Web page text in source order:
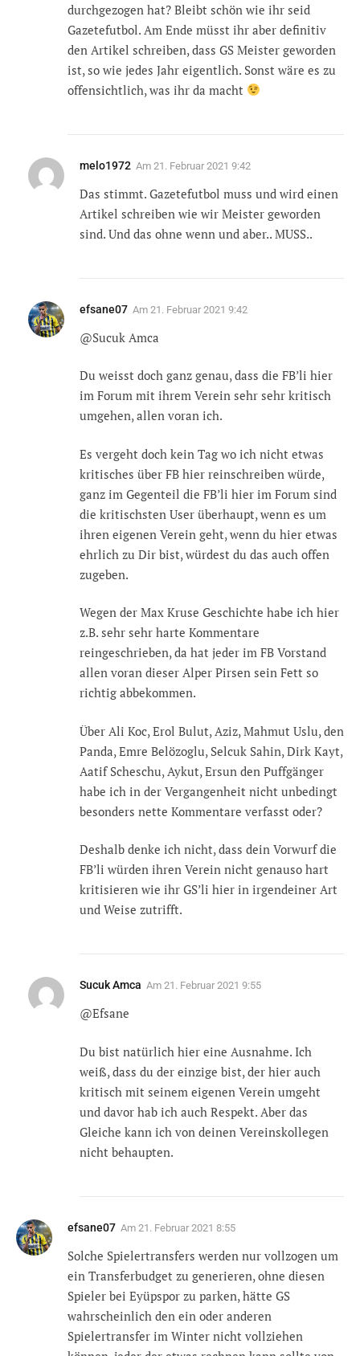
durchgezogen hat? Bleibt schön wie ihr seid
Gazetefutbol. Am Ende müsst ihr aber definitiv
den Artikel schreiben, dass GS Meister geworden
ist, so wie jedes Jahr eigentlich. Sonst wäre es zu
offensichtlich, was ihr da macht
melo1972 Am 21. Februar 2021 9:42
Das stimmt. Gazetefutbol muss und wird einen
Artikel schreiben wie wir Meister geworden
sind. Und das ohne wenn und aber.. MUSS..
efsane07 Am 21. Februar 2021 9:42
@Sucuk Amca
Du weisst doch ganz genau, dass die FB’li hier
im Forum mit ihrem Verein sehr sehr kritisch
umgehen, allen voran ich.
Es vergeht doch kein Tag wo ich nicht etwas
kritisches über FB hier reinschreiben würde,
ganz im Gegenteil die FB’li hier im Forum sind
die kritischsten User überhaupt, wenn es um
ihren eigenen Verein geht, wenn du hier etwas
ehrlich zu Dir bist, würdest du das auch offen
zugeben.
Wegen der Max Kruse Geschichte habe ich hier
z.B. sehr sehr harte Kommentare
reingeschrieben, da hat jeder im FB Vorstand
allen voran dieser Alper Pirsen sein Fett so
richtig abbekommen.
Über Ali Koc, Erol Bulut, Aziz, Mahmut Uslu, den
Panda, Emre Belözoglu, Selcuk Sahin, Dirk Kayt,
Aatif Scheschu, Aykut, Ersun den Puffgänger
habe ich in der Vergangenheit nicht unbedingt
besonders nette Kommentare verfasst oder?
Deshalb denke ich nicht, dass dein Vorwurf die
FB’li würden ihren Verein nicht genauso hart
kritisieren wie ihr GS’li hier in irgendeiner Art
und Weise zutrifft.
Sucuk Amca Am 21. Februar 2021 9:55
@Efsane
Du bist natürlich hier eine Ausnahme. Ich
weiß, dass du der einzige bist, der hier auch
kritisch mit seinem eigenen Verein umgeht
und davor hab ich auch Respekt. Aber das
Gleiche kann ich von deinen Vereinskollegen
nicht behaupten.
efsane07 Am 21. Februar 2021 8:55
Solche Spielertransfers werden nur vollzogen um
ein Transferbudget zu generieren, ohne diesen
Spieler bei Eyüpspor zu parken, hätte GS
wahrscheinlich den ein oder anderen
Spielertransfer im Winter nicht vollziehen